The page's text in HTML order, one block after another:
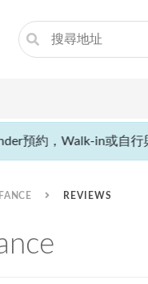
預約，Walk-in或自行
REVIEWS